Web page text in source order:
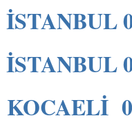
İSTANBUL
İSTANBUL
KOCAELİ